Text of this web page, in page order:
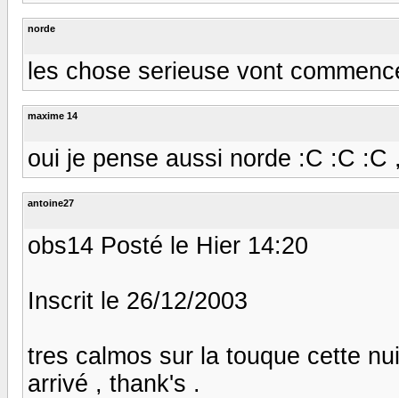
norde
les chose serieuse vont
maxime 14
oui je pense aussi norde :C :C
antoine27
obs14 Posté le Hier 14:20
Inscrit le 26/12/2003
tres calmos sur la touque cette
arrivé , thank's .